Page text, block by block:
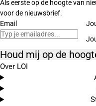
Als eerste op de hoogte van
voor de nieuwsbrief.
Email
Houd mij op de
Over LOI